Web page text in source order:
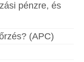
pénzre, és
(APC)